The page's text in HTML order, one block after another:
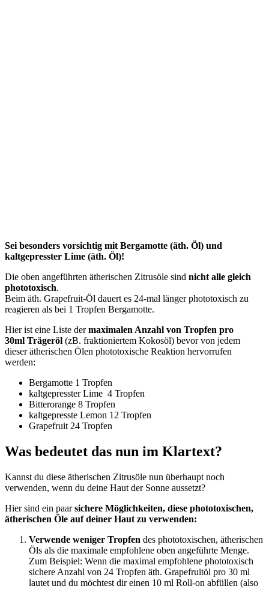
Sei besonders vorsichtig mit Bergamotte (äth. Öl) und
kaltgepresster Lime (äth. Öl)!
Die oben angeführten ätherischen Zitrusöle sind nicht alle gleich
phototoxisch.
Beim äth. Grapefruit-Öl dauert es 24-mal länger phototoxisch zu
reagieren als bei 1 Tropfen Bergamotte.
Hier ist eine Liste dermaximalen Anzahl von Tropfen pro
30ml Trägeröl (zB. fraktioniertem Kokosöl) bevor von jedem
dieser ätherischen Ölen phototoxische Reaktion hervorrufen
werden:
Bergamotte 1 Tropfen
kaltgepresster Lime 4 Tropfen
Bitterorange 8 Tropfen
kaltgepresste Lemon 12 Tropfen
Grapefruit 24 Tropfen
Was bedeutet das nun im Klartext?
Kannst du diese ätherischen Zitrusöle nun überhaupt noch
verwenden, wenn du deine Haut der Sonne aussetzt?
Hier sind ein paarsichere Möglichkeiten, diese phototoxischen,
ätherischen Öle auf deiner Haut zu verwenden:
Verwende weniger Tropfen des phototoxischen, ätherischen
Öls als die maximale empfohlene oben angeführte Menge.
Zum Beispiel: Wenn die maximal empfohlene phototoxisch
sichere Anzahl von 24 Tropfen äth. Grapefruitöl pro 30 ml
lautet und du möchtest dir einen 10 ml Roll-on abfüllen (also